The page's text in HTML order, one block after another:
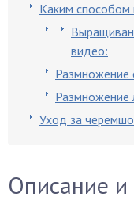
Каким
видео:
Размножение
Размножение
Уход за
Описание и